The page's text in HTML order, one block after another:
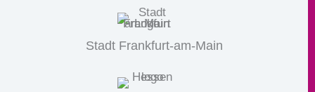
Stadt Frankfurt-am-Main